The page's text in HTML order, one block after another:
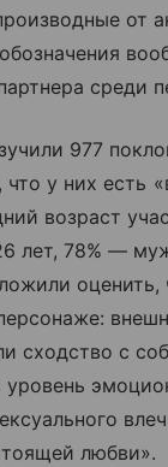
от
среди
977
у них есть
возраст
лет, 78% —
оценить,
сходство с
любви».